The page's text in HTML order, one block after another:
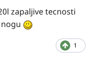
zapaljive tecnosti
1